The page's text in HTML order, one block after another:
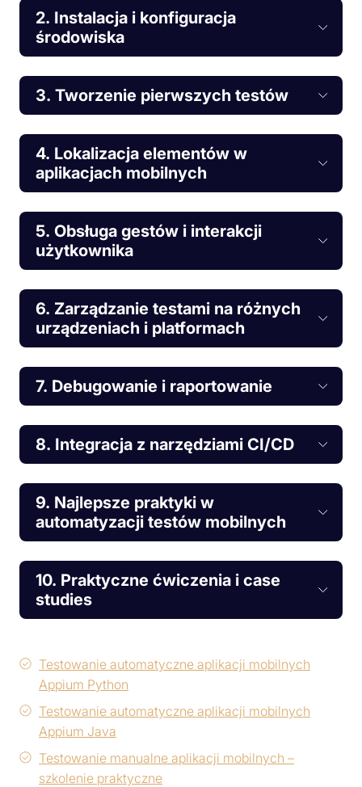
2. Instalacja i konfiguracja
środowiska
3. Tworzenie pierwszych testów
4. Lokalizacja elementów w
aplikacjach mobilnych
5. Obsługa gestów i interakcji
użytkownika
6. Zarządzanie testami na różnych
urządzeniach i platformach
7. Debugowanie i raportowanie
8. Integracja z narzędziami CI/CD
9. Najlepsze praktyki w
automatyzacji testów mobilnych
10. Praktyczne ćwiczenia i case
studies
Testowanie automatyczne aplikacji mobilnych
Appium Python
Testowanie automatyczne aplikacji mobilnych
Appium Java
Testowanie manualne aplikacji mobilnych –
szkolenie praktyczne